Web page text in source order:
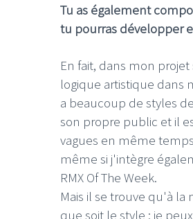
Tu as également
tu pourras développer
En fait, dans mon projet
logique artistique dans
a beaucoup de styles
son propre public et il
vagues en même
même si j'intègre
RMX Of The Week.
Mais il se trouve qu'à
que soit le style : je